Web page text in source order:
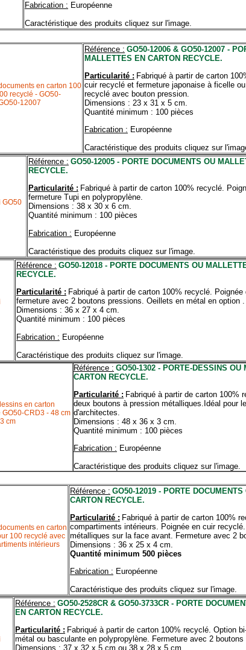
Fabrication : Européenne
Caractéristique des produits cliquez sur l'image.
Référence : GO50-12006 & GO50-12007 -
MALLETTES EN CARTON RECYCLE.
Particularité : Fabriqué à partir de carton
cuir recyclé et fermeture japonaise à ficelle
recyclé avec bouton pression.
Dimensions : 23 x 31 x 5 cm.
Quantité minimum : 100 pièces
Fabrication : Européenne
Caractéristique des produits cliquez sur
Référence : GO50-12005 - PORTE DOCUMENTS OU
RECYCLE.
Particularité : Fabriqué à partir de carton 100% recyclé.
fermeture Tupi en polypropylène.
Dimensions : 38 x 30 x 6 cm.
Quantité minimum : 100 pièces
Fabrication : Européenne
Caractéristique des produits cliquez sur l'image.
Référence : GO50-12018 - PORTE DOCUMENTS OU
RECYCLE.
Particularité : Fabriqué à partir de carton 100% recyclé.
fermeture avec 2 boutons pressions. Oeillets en métal en option .
Dimensions : 36 x 27 x 4 cm.
Quantité minimum : 100 pièces
Fabrication : Européenne
Caractéristique des produits cliquez sur l'image.
Référence : GO50-1302 - PORTE-DESSINS OU
CARTON RECYCLE.
Particularité : Fabriqué à partir de carton 100%
deux boutons à pression métalliques.Idéal pour
d'architectes.
Dimensions : 48 x 36 x 3 cm.
Quantité minimum : 100 pièces
Fabrication : Européenne
Caractéristique des produits cliquez sur l'image.
Référence : GO50-12019 - PORTE
CARTON RECYCLE.
Particularité : Fabriqué à partir de carton 100%
compartiments intérieurs. Poignée en cuir
métalliques sur la face avant. Fermeture avec 2
Dimensions : 36 x 25 x 4 cm.
Quantité minimum 500 pièces
Fabrication : Européenne
Caractéristique des produits cliquez sur l'image.
Référence : GO50-2528CR & GO50-3733CR - PORTE
EN CARTON RECYCLE.
Particularité : Fabriqué à partir de carton 100% recyclé. Option
métal ou basculante en polypropylène. Fermeture avec 2 boutons
Dimensions : 37 x 32 x 5 cm ou 38 x 28 x 5 cm.